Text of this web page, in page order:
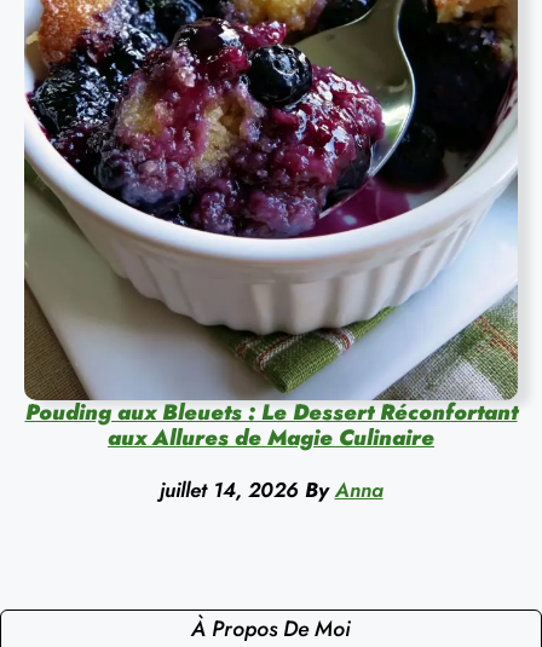
Pouding aux Bleuets : Le Dessert Réconfortant
aux Allures de Magie Culinaire
juillet 14, 2026 By Anna
À Propos De Moi